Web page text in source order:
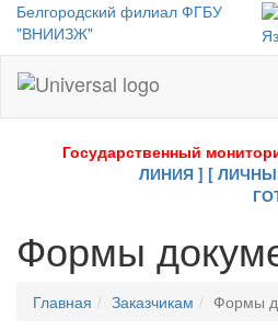
Белгородский филиал ФГБУ
"ВНИИЗЖ"
-
Государственный
ЛИНИЯ ] [
Формы
Главная Заказчикам Формы